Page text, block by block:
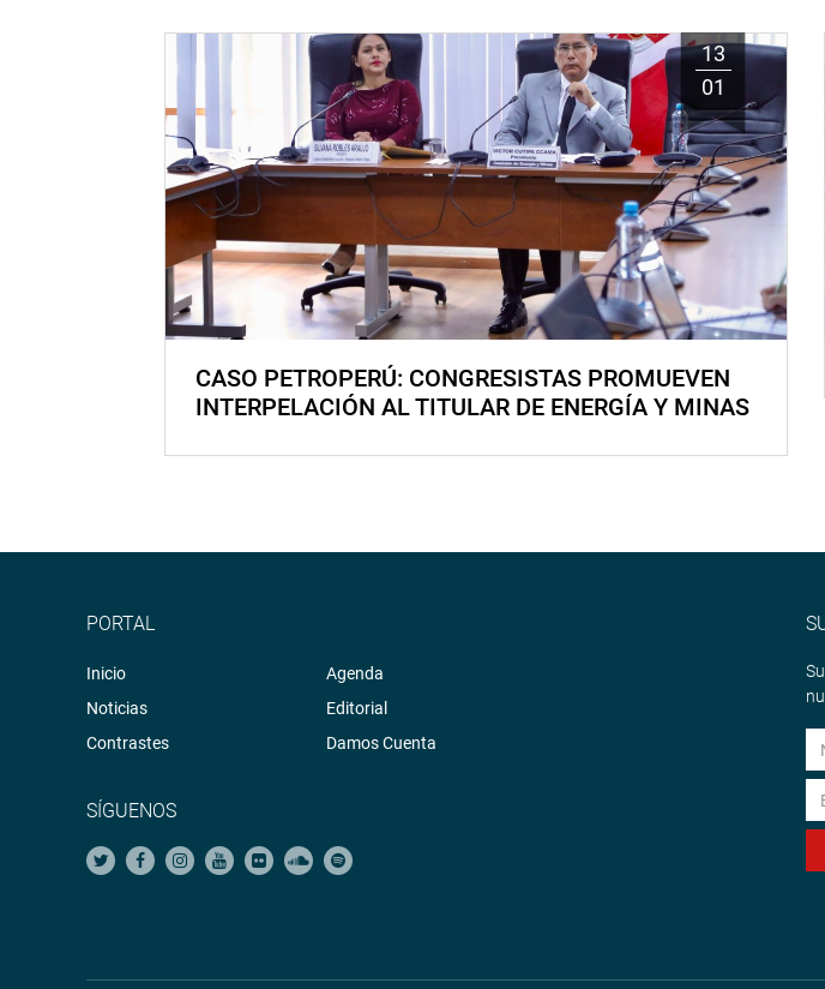
13
01
CASO PETROPERÚ: CONGRESISTAS PROMUEVEN
INTERPELACIÓN AL TITULAR DE ENERGÍA Y MINAS
PORTAL
Inicio
Noticias
Contrastes
Agenda
Editorial
Damos Cuenta
SÍGUENOS